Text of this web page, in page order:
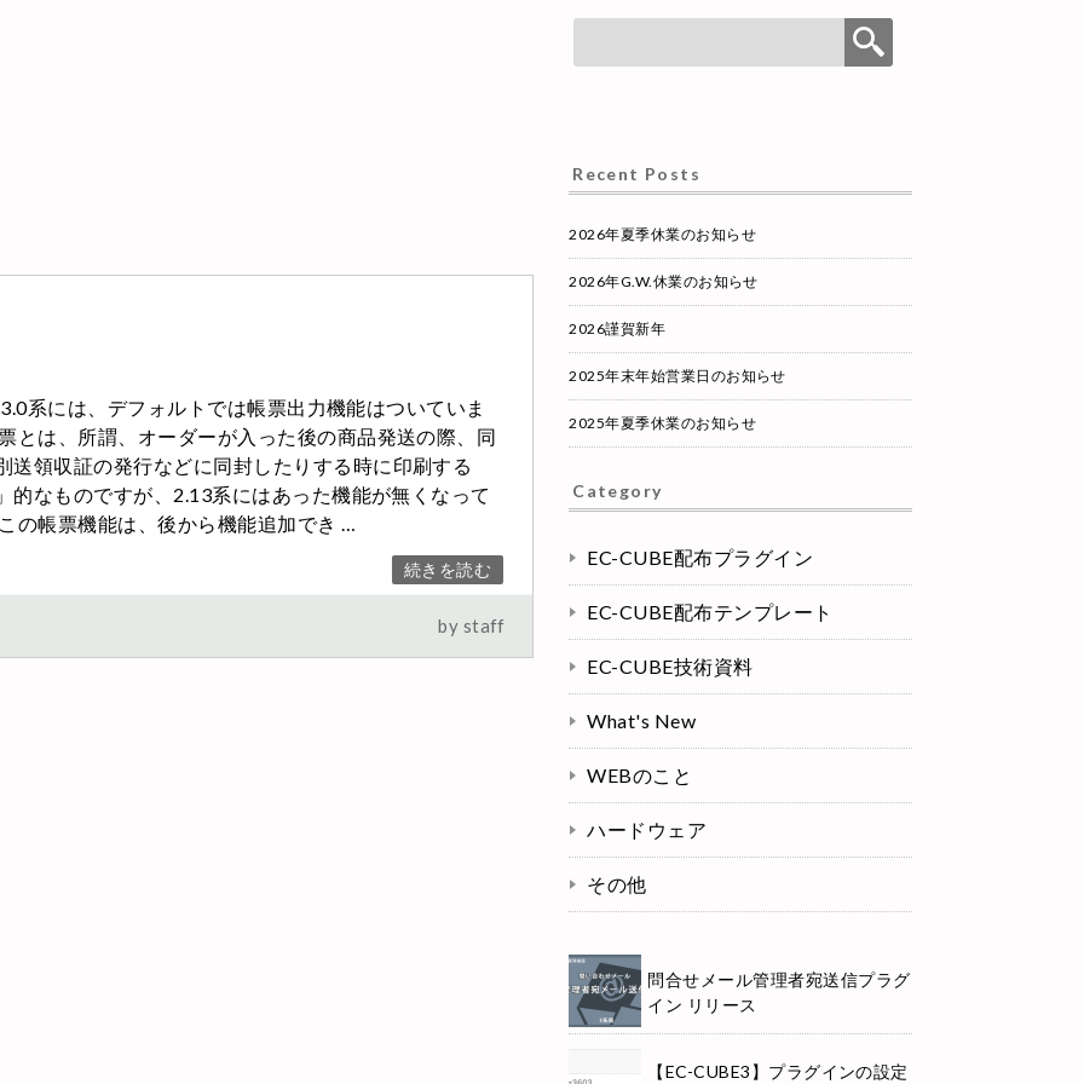
系には、デフォルトでは帳票出力機能はついていま
とは、所謂、オーダーが入った後の商品発送の際、同
送領収証の発行などに同封したりする時に印刷する
的なものですが、2.13系にはあった機能が無くなって
の帳票機能は、後から機能追加でき …
続きを読む
by staff
Recent Posts
2026年夏季休業のお知らせ
2026年G.W.休業のお知らせ
2026謹賀新年
2025年末年始営業日のお知らせ
2025年夏季休業のお知らせ
Category
EC-CUBE配布プラグイン
EC-CUBE配布テンプレート
EC-CUBE技術資料
What's New
WEBのこと
ハードウェア
その他
問合せメール管理者宛送信プラグ
イン リリース
【EC-CUBE3】プラグインの設定